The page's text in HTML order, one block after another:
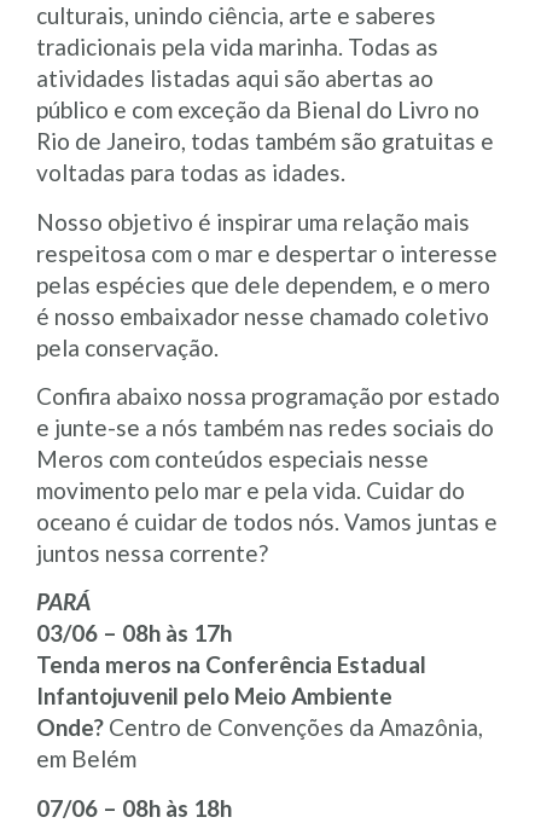
culturais, unindo ciência, arte e saberes
tradicionais pela vida marinha. Todas as
atividades listadas aqui são abertas ao
público e com exceção da Bienal do Livro no
Rio de Janeiro, todas também são gratuitas e
voltadas para todas as idades.
Nosso objetivo é inspirar uma relação mais
respeitosa com o mar e despertar o interesse
pelas espécies que dele dependem, e o mero
é nosso embaixador nesse chamado coletivo
pela conservação.
Confira abaixo nossa programação por estado
e junte-se a nós também nas redes sociais do
Meros com conteúdos especiais nesse
movimento pelo mar e pela vida. Cuidar do
oceano é cuidar de todos nós. Vamos juntas e
juntos nessa corrente?
PARÁ
03/06 – 08h às 17h
Tenda meros na Conferência Estadual
Infantojuvenil pelo Meio Ambiente
Onde? Centro de Convenções da Amazônia,
em Belém
07/06 – 08h às 18h